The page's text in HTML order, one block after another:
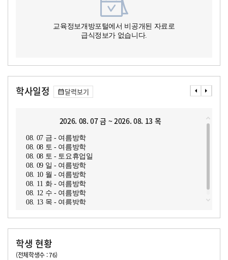
교육정보개방포털에서 비공개된 자료로
급식정보가 없습니다.
학사일정 달력보기
2026. 08. 07 금 ~ 2026. 08. 13 목
08. 07 금 - 여름방학
08. 08 토 - 여름방학
08. 08 토 - 토요휴업일
08. 09 일 - 여름방학
08. 10 월 - 여름방학
08. 11 화 - 여름방학
08. 12 수 - 여름방학
08. 13 목 - 여름방학
학생 현황
(전체학생수 : 76)